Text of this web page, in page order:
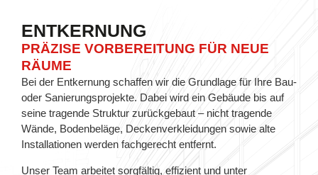
ENTKERNUNG
PRÄZISE VORBEREITUNG FÜR NEUE
RÄUME
Bei der Entkernung schaffen wir die Grundlage für Ihre Bau-
oder Sanierungsprojekte. Dabei wird ein Gebäude bis auf
seine tragende Struktur zurückgebaut – nicht tragende
Wände, Bodenbeläge, Deckenverkleidungen sowie alte
Installationen werden fachgerecht entfernt.
Unser Team arbeitet sorgfältig, effizient und unter